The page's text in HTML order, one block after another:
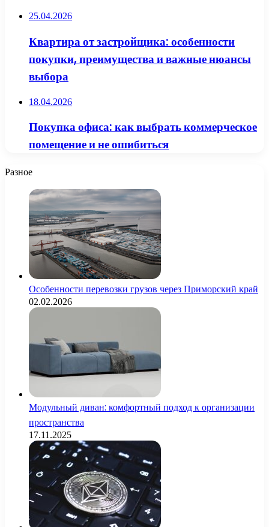
25.04.2026
Квартира от застройщика: особенности
покупки, преимущества и важные нюансы
выбора
18.04.2026
Покупка офиса: как выбрать коммерческое
помещение и не ошибиться
Разное
Особенности перевозки грузов через Приморский край
02.02.2026
Модульный диван: комфортный подход к организации
пространства
17.11.2025